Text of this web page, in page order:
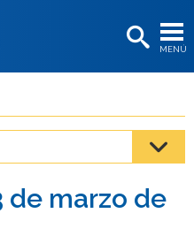
MENÚ
os
de marzo de